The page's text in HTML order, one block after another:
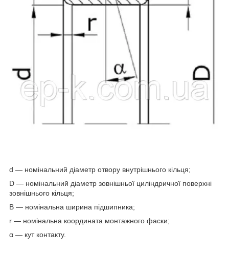
d — номінальний діаметр отвору внутрішнього кільця;
D — номінальний діаметр зовнішньої циліндричної поверхні
зовнішнього кільця;
B — номінальна ширина підшипника;
r — номінальна координата монтажного фаски;
α — кут контакту.